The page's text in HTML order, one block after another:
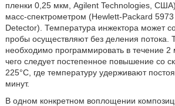
пленки 0,25 мкм, Agilent Technologies,
масс-спектрометром (Hewlett-Packard
Detector). Температура инжектора может
пробы осуществляют без деления потока.
необходимо программировать в течение 2
чего следует постепенное повышение со
225°С, где температуру удерживают
минут.
В одном конкретном воплощении